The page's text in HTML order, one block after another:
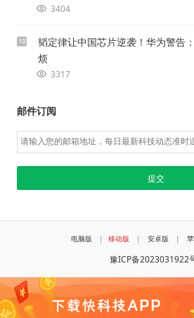
3404
10
韬定律让中国芯片逆袭！华为警告
烦
3317
邮件订阅
电脑版 | 移动版 | 安卓版 |
豫ICP备2023031922